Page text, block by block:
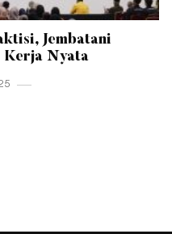
Jembatani
Kerja Nyata